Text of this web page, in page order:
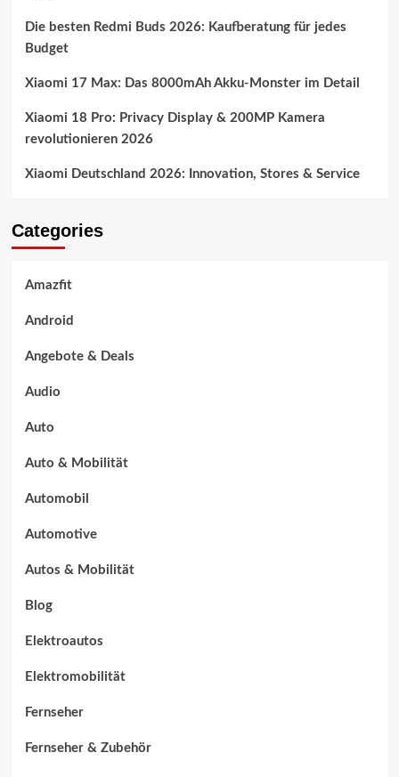
Die besten Redmi Buds 2026: Kaufberatung für jedes
Budget
Xiaomi 17 Max: Das 8000mAh Akku-Monster im Detail
Xiaomi 18 Pro: Privacy Display & 200MP Kamera
revolutionieren 2026
Xiaomi Deutschland 2026: Innovation, Stores & Service
Categories
Amazfit
Android
Angebote & Deals
Audio
Auto
Auto & Mobilität
Automobil
Automotive
Autos & Mobilität
Blog
Elektroautos
Elektromobilität
Fernseher
Fernseher & Zubehör